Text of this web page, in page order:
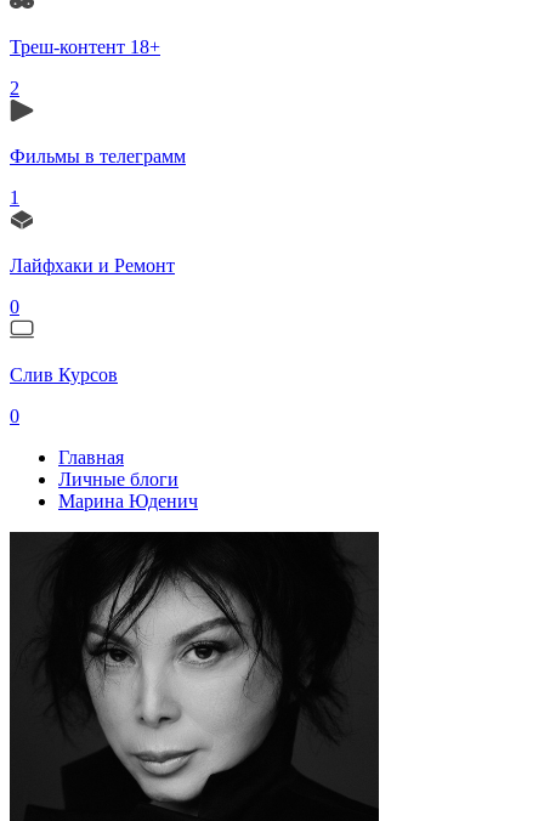
Треш-контент 18+
2
Фильмы в телеграмм
1
Лайфхаки и Ремонт
0
Слив Курсов
0
Главная
Личные блоги
Марина Юденич